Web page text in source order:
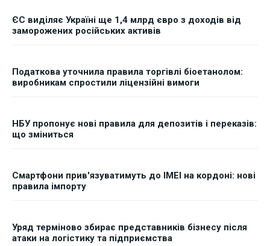
ЄС виділяє Україні ще 1,4 млрд євро з доходів від
заморожених російських активів
Податкова уточнила правила торгівлі біоетанолом:
виробникам спростили ліцензійні вимоги
НБУ пропонує нові правила для депозитів і переказів:
що зміниться
Смартфони прив'язуватимуть до IMEI на кордоні: нові
правила імпорту
Уряд терміново збирає представників бізнесу після
атаки на логістику та підприємства